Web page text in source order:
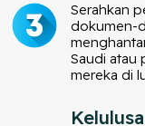
Serahkan
dokumen-
Saudi atau
mereka di